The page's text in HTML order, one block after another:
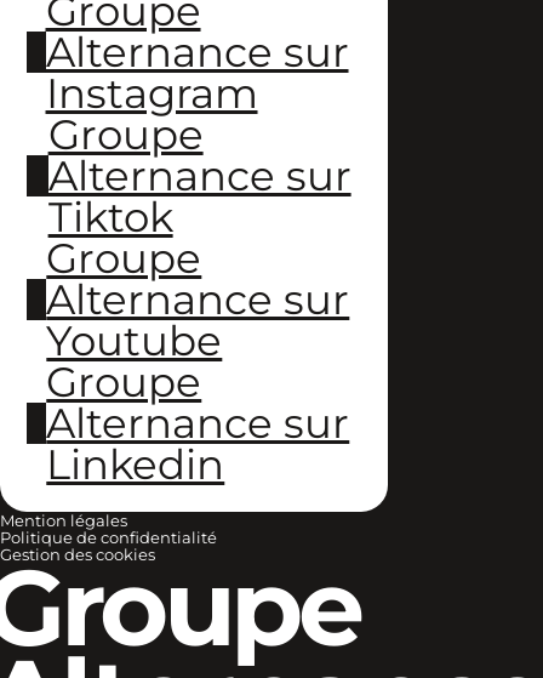
Groupe
Alternance sur
Instagram
Groupe
Alternance sur
Tiktok
Groupe
Alternance sur
Youtube
Groupe
Alternance sur
Linkedin
Mention légales
Politique de confidentialité
Gestion des cookies